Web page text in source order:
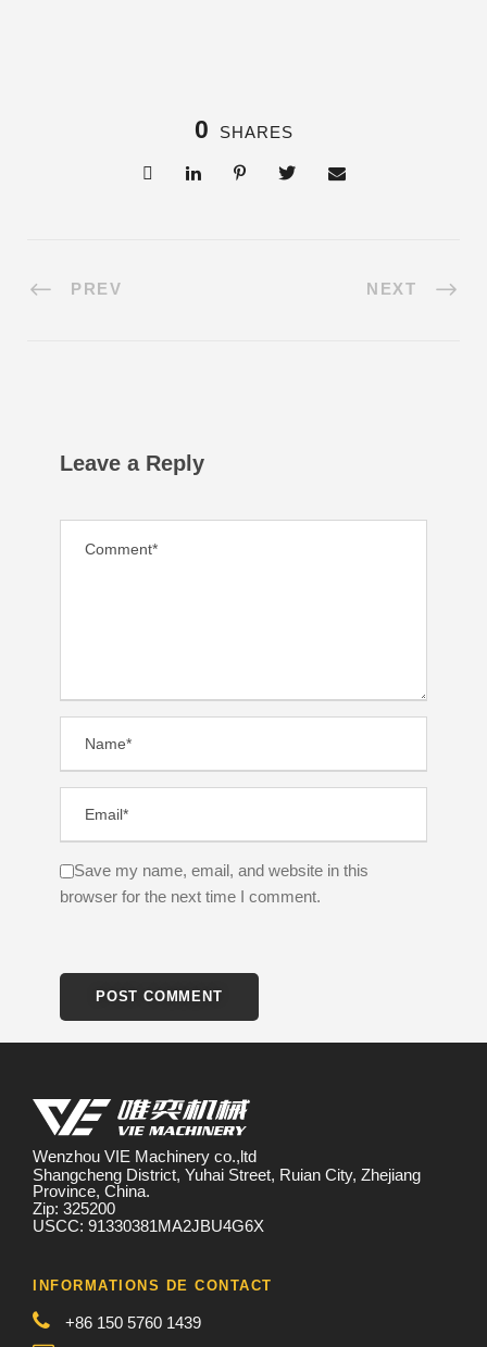
0 SHARES
PREV NEXT
Leave a Reply
Save my name, email, and website in this
browser for the next time I comment.
Wenzhou VIE Machinery co.,ltd
Shangcheng District, Yuhai Street, Ruian City, Zhejiang
Province, China.
Zip: 325200
USCC: 91330381MA2JBU4G6X
INFORMATIONS DE CONTACT
+86 150 5760 1439